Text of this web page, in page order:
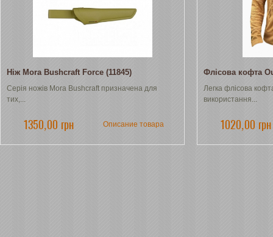
Ніж Mora Bushcraft Force (11845)
Серія ножів Mora Bushcraft призначена для
тих,...
1350,00 грн Описание товара
Флісова кофта
Легка флісова
використання...
1020,00 грн